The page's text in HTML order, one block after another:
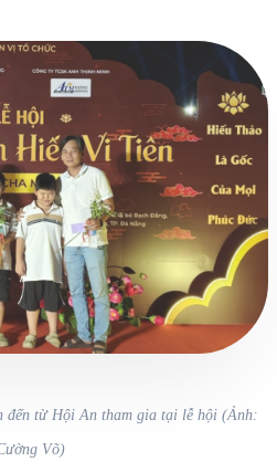
đến từ Hội An tham gia tại lễ hội (Ảnh:
Võ)